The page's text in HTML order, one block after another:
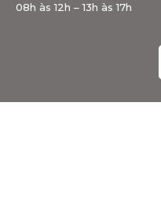
08h às 12h – 13h às 17h